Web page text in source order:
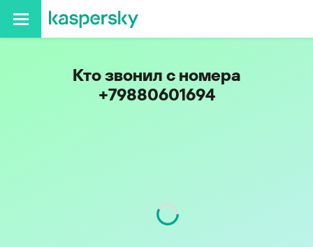
Кто звонил с номера
+79880601694